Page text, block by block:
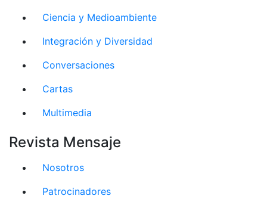
Ciencia y Medioambiente
Integración y Diversidad
Conversaciones
Cartas
Multimedia
Revista Mensaje
Nosotros
Patrocinadores